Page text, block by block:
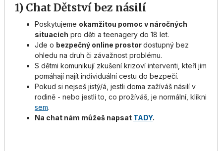
1) Chat Dětství bez násilí
Poskytujeme okamžitou pomoc v náročných
situacích pro děti a teenagery do 18 let.
Jde o bezpečný online prostordostupný bez
ohledu na druh či závažnost problému.
S dětmi komunikují zkušení krizoví interventi, kteří jim
pomáhají najít individuální cestu do bezpečí.
Pokud si nejseš jistý/á, jestli doma zažíváš násilí v
rodině - nebo jestli to, co prožíváš, je normální, klikni
sem.
Na chat nám můžeš napsat TADY.